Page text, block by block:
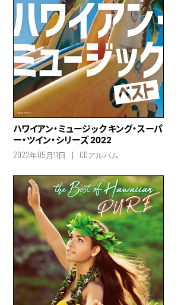
ハワイアン・ミュージック キング・スーパ
ー・ツイン・シリーズ 2022
2022年05月11日 CDアルバム